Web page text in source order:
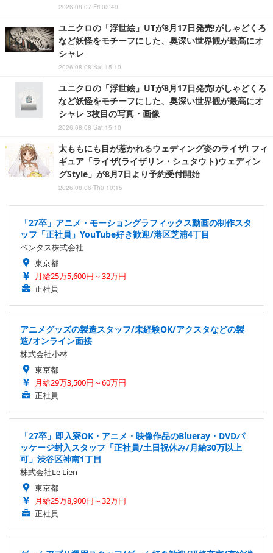
2026.08.07 Fri 03:40
ユニクロの「浮世絵」UTが8月17日発売!がしゃどくろ
など妖怪をモチーフにした、奥深い世界観が最高にオ
シャレ
2026.08.08 Sat 15:10
ユニクロの「浮世絵」UTが8月17日発売!がしゃどくろ
など妖怪をモチーフにした、奥深い世界観が最高にオ
シャレ 3枚目の写真・画像
2026.08.08 Sat 15:10
太ももにも目が惹かれるウェディング姿のライザ! フィ
ギュア「ライザ(ライザリン・シュタウト)ウェディン
グStyle」が8月7日より予約受付開始
2026.08.06 Thu 10:15
「27卒」アニメ・モーショングラフィックス動画の制作スタ
ッフ「正社員」YouTube好き歓迎/港区芝浦4丁目
ベンタス株式会社
東京都
月給25万5,600円～32万円
正社員
アニメグッズの製造スタッフ/未経験OK/アクスタなどの製
造/オンライン面接
株式会社小林
東京都
月給29万3,500円～60万円
正社員
「27卒」即入寮OK・アニメ・映像作品のBlueray・DVDパ
ッケージ封入スタッフ「正社員/土日祝休み/月給30万以上
可」渋谷区神南1丁目
株式会社Le Lien
東京都
月給25万8,900円～32万円
正社員